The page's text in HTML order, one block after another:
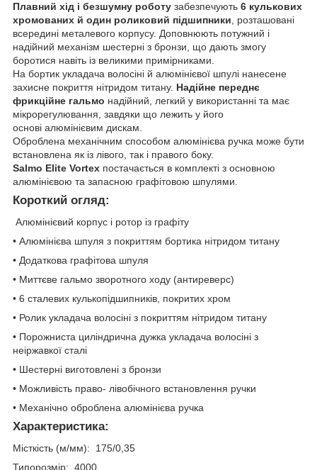
Плавний хід і безшумну роботу забезпечують 6 кулькових
хромованих й один роликовий підшипники, розташовані
всередині металевого корпусу. Доповнюють потужний і
надійний механізм шестерні з бронзи, що дають змогу
боротися навіть із великими примірниками.
На бортик укладача волосіні й алюмінієвої шпулі нанесене
захисне покриття нітридом титану. Надійне переднє
фрикційне гальмо надійний, легкий у використанні та має
мікрорегулювання, завдяки що лежить у його
основі алюмінієвим дискам.
Оброблена механічним способом алюмінієва ручка може бути
встановлена як із лівого, так і правого боку.
Salmo Elite Vortex постачається в комплекті з основною
алюмінієвою та запасною графітовою шпулями.
Короткий огляд:
Алюмінієвий корпус і ротор із графіту
• Алюмінієва шпуля з покриттям бортика нітридом титану
• Додаткова графітова шпуля
• Миттєве гальмо зворотного ходу (антиреверс)
• 6 сталевих кулькопідшипників, покритих хром
• Ролик укладача волосіні з покриттям нітридом титану
• Порожниста циліндрична дужка укладача волосіні з
неіржавкої сталі
• Шестерні виготовлені з бронзи
• Можливість право- лівобічного встановлення ручки
• Механічно оброблена алюмінієва ручка
Характеристика:
Місткість (м/мм): 175/0,35
Типорозмір: 4000